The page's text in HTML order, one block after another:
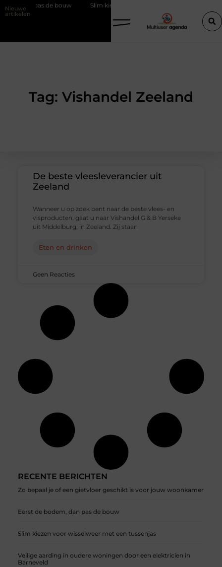
Nieuwe
artikelen
dan pas de bouw Slim kiezen voor wisselweer met een tussenjas
Tag: Vishandel Zeeland
RECENTE BERICHTEN
Zo bepaal je of een gietvloer geschikt is voor jouw woonkamer
Eerst de bodem, dan pas de bouw
Slim kiezen voor wisselweer met een tussenjas
Veilige aarding in oudere woningen door een elektricien in
Barneveld
De beste vleesleverancier uit
Zeeland
Wanneer u op zoek bent naar de beste vlees- en
visproducten, gaat u naar Vishandel G & B Yerseke
uit Middelburg, in Zeeland. Zij staan
Eten en drinken
Geen Reacties